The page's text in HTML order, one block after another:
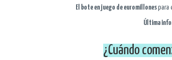
El bote en juego de euromillonespara
Última
¿Cuándo